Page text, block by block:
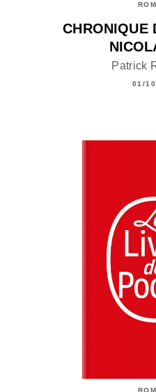
CHRONIQUE
Patrick
01/